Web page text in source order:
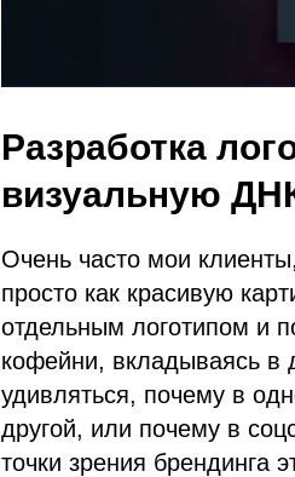
Разработка
визуальную
Очень часто мои
просто как красивую
отдельным логотипом и
кофейни, вкладываясь в
удивляться, почему в
другой, или почему в
точки зрения брендинга